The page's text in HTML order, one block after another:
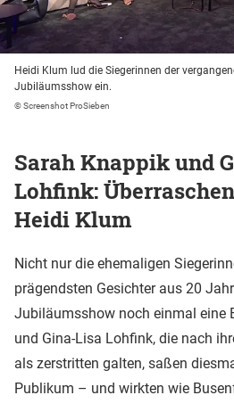
Heidi Klum lud die Siegerinnen der
Jubiläumsshow ein.
© Screenshot ProSieben
Sarah Knappik und
Lohfink:
Heidi Klum
Nicht nur die ehemaligen
prägendsten Gesichter aus 20
Jubiläumsshow noch einmal eine
und Gina-Lisa Lohfink, die nach
als zerstritten galten, saßen
Publikum – und wirkten wie